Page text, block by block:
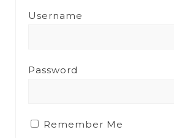
Username
Password
Remember Me